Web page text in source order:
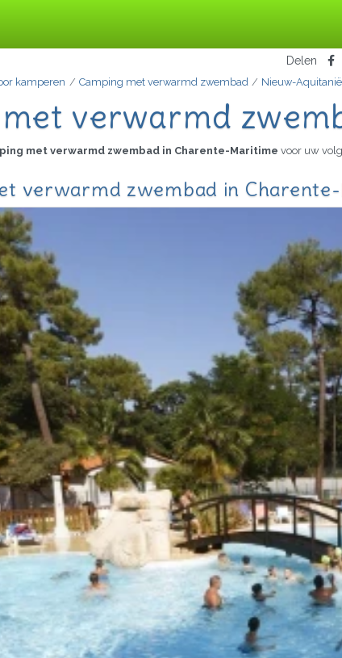
Delen
kamperen Camping met verwarmd zwembad Nieuw-Aquitanië
verwarmd
met verwarmd zwembad in Charente-Maritime voor uw
verwarmd zwembad in